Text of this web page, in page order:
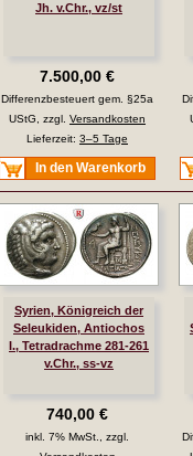
Jh. v.Chr., vz/st
7.500,00 €
Differenzbesteuert gem. §25a
UStG, zzgl. Versandkosten
Lieferzeit: 3–5 Tage
In den Warenkorb
Syrien, Königreich der
Seleukiden, Antiochos
I., Tetradrachme 281-261
v.Chr., ss-vz
740,00 €
inkl. 7% MwSt., zzgl.